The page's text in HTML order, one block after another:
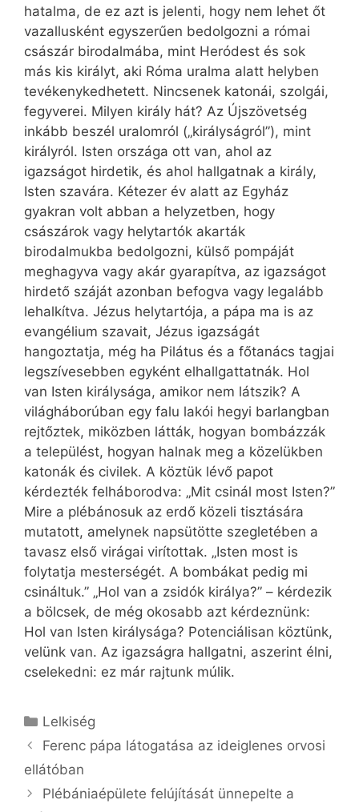
hatalma, de ez azt is jelenti, hogy nem lehet őt
vazallusként egyszerűen bedolgozni a római
császár birodalmába, mint Heródest és sok
más kis királyt, aki Róma uralma alatt helyben
tevékenykedhetett. Nincsenek katonái, szolgái,
fegyverei. Milyen király hát? Az Újszövetség
inkább beszél uralomról („királyságról”), mint
királyról. Isten országa ott van, ahol az
igazságot hirdetik, és ahol hallgatnak a király,
Isten szavára. Kétezer év alatt az Egyház
gyakran volt abban a helyzetben, hogy
császárok vagy helytartók akarták
birodalmukba bedolgozni, külső pompáját
meghagyva vagy akár gyarapítva, az igazságot
hirdető száját azonban befogva vagy legalább
lehalkítva. Jézus helytartója, a pápa ma is az
evangélium szavait, Jézus igazságát
hangoztatja, még ha Pilátus és a főtanács tagjai
legszívesebben egyként elhallgattatnák. Hol
van Isten királysága, amikor nem látszik? A
világháborúban egy falu lakói hegyi barlangban
rejtőztek, miközben látták, hogyan bombázzák
a települést, hogyan halnak meg a közelükben
katonák és civilek. A köztük lévő papot
kérdezték felháborodva: „Mit csinál most Isten?”
Mire a plébánosuk az erdő közeli tisztására
mutatott, amelynek napsütötte szegletében a
tavasz első virágai virítottak. „Isten most is
folytatja mesterségét. A bombákat pedig mi
csináltuk.” „Hol van a zsidók királya?” – kérdezik
a bölcsek, de még okosabb azt kérdeznünk:
Hol van Isten királysága? Potenciálisan köztünk,
velünk van. Az igazságra hallgatni, aszerint élni,
cselekedni: ez már rajtunk múlik.
Kategória
Lelkiség
Ferenc pápa látogatása az ideiglenes orvosi
ellátóban
Plébániaépülete felújítását ünnepelte a